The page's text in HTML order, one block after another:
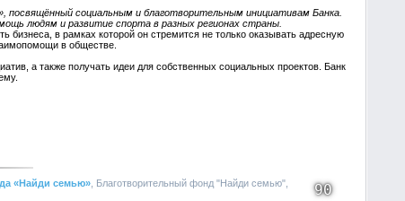
посвящённый социальным и благотворительным инициативам Банка.
людям и развитие спорта в разных регионах страны.
бизнеса, в рамках которой он стремится не только оказывать адресную
в обществе.
а также получать идеи для собственных социальных проектов. Банк
«Найди семью» , Благотворительный фонд "Найди семью",
90